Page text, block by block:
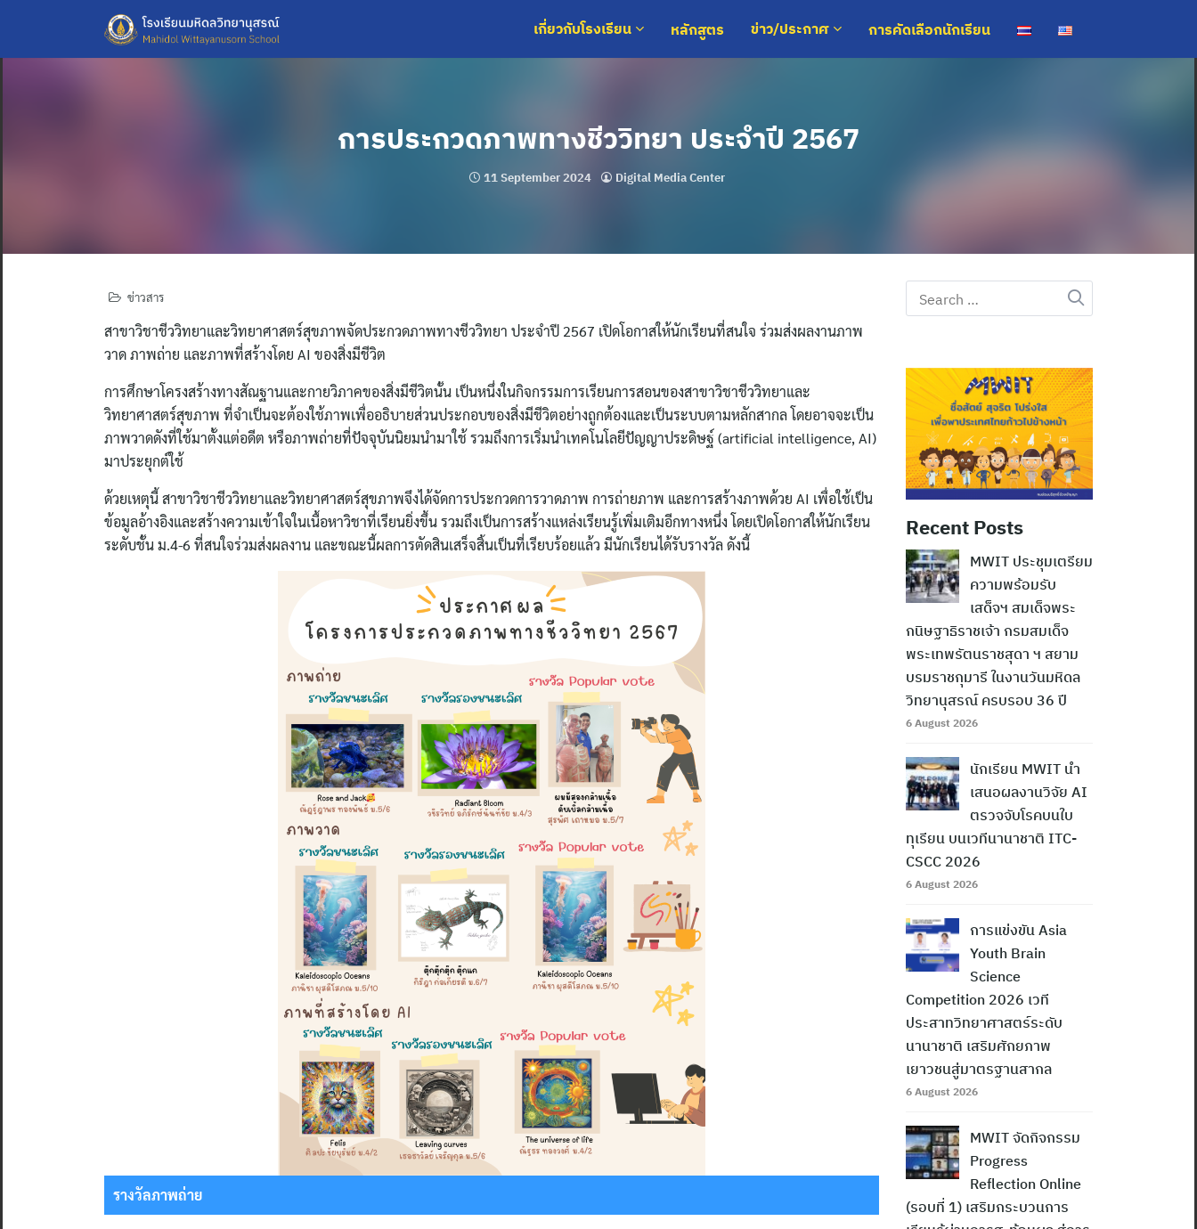
content
เกี่ยวกับโรงเรียน หลักสูตร ข่าว/ประกาศ การคัดเลือกนักเรียน
การประกวดภาพทางชีววิทยา ประจำปี 2567
11 September 2024 Digital Media Center
ข่าวสาร
สาขาวิชาชีววิทยาและวิทยาศาสตร์สุขภาพจัดประกวดภาพทางชีววิทยา ประจำปี 2567 เปิดโอกาสให้นักเรียนที่สนใจ ร่วมส่งผลงานภาพ
วาด ภาพถ่าย และภาพที่สร้างโดย AI ของสิ่งมีชีวิต
การศึกษาโครงสร้างทางสัณฐานและกายวิภาคของสิ่งมีชีวิตนั้น เป็นหนึ่งในกิจกรรมการเรียนการสอนของสาขาวิชาชีววิทยาและ
วิทยาศาสตร์สุขภาพ ที่จำเป็นจะต้องใช้ภาพเพื่ออธิบายส่วนประกอบของสิ่งมีชีวิตอย่างถูกต้องและเป็นระบบตามหลักสากล โดยอาจจะเป็น
ภาพวาดดังที่ใช้มาตั้งแต่อดีต หรือภาพถ่ายที่ปัจจุบันนิยมนำมาใช้ รวมถึงการเริ่มนำเทคโนโลยีปัญญาประดิษฐ์ (artificial intelligence, AI)
มาประยุกต์ใช้
ด้วยเหตุนี้ สาขาวิชาชีววิทยาและวิทยาศาสตร์สุขภาพจึงได้จัดการประกวดการวาดภาพ การถ่ายภาพ และการสร้างภาพด้วย AI เพื่อใช้เป็น
ข้อมูลอ้างอิงและสร้างความเข้าใจในเนื้อหาวิชาที่เรียนยิ่งขึ้น รวมถึงเป็นการสร้างแหล่งเรียนรู้เพิ่มเติมอีกทางหนึ่ง โดยเปิดโอกาสให้นักเรียน
ระดับชั้น ม.4-6 ที่สนใจร่วมส่งผลงาน และขณะนี้ผลการตัดสินเสร็จสิ้นเป็นที่เรียบร้อยแล้ว มีนักเรียนได้รับรางวัล ดังนี้
รางวัลภาพถ่าย
Search
for:
Recent Posts
MWIT ประชุมเตรียม
ความพร้อมรับ
เสด็จฯ สมเด็จพระ
กนิษฐาธิราชเจ้า กรมสมเด็จ
พระเทพรัตนราชสุดา ฯ สยาม
บรมราชกุมารี ในงานวันมหิดล
วิทยานุสรณ์ ครบรอบ 36 ปี
6 August 2026
นักเรียน MWIT นำ
เสนอผลงานวิจัย AI
ตรวจจับโรคบนใบ
ทุเรียน บนเวทีนานาชาติ ITC-
CSCC 2026
6 August 2026
การแข่งขัน Asia
Youth Brain
Science
Competition 2026 เวที
ประสาทวิทยาศาสตร์ระดับ
นานาชาติ เสริมศักยภาพ
เยาวชนสู่มาตรฐานสากล
6 August 2026
MWIT จัดกิจกรรม
Progress
Reflection Online
(รอบที่ 1) เสริมกระบวนการ